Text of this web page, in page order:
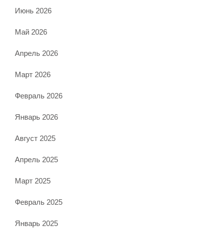
Июнь 2026
Май 2026
Апрель 2026
Март 2026
Февраль 2026
Январь 2026
Август 2025
Апрель 2025
Март 2025
Февраль 2025
Январь 2025